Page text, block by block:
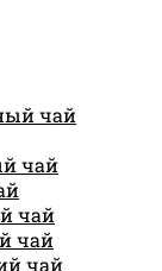
чай
чай
чай
чай
чай